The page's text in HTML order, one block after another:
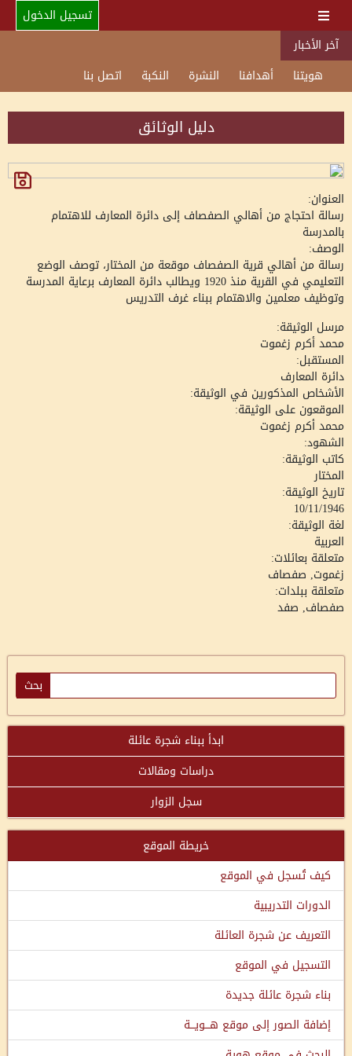
تسجيل الدخول
آخر الأخبار
هويتنا
أهدافنا النشرة النكبة اتصل بنا
دليل الوثائق
العنوان:
رسالة احتجاج من أهالي الصفصاف إلى دائرة المعارف للاهتمام
بالمدرسة
الوصف:
رسالة من أهالي قرية الصفصاف موقعة من المختار، توصف الوضع
التعليمي في القرية منذ 1920 ويطالب دائرة المعارف برعاية المدرسة
وتوظيف معلمين والاهتمام ببناء غرف التدريس
مرسل الوثيقة:
محمد أكرم زغموت
المستقبل:
دائرة المعارف
الأشخاص المذكورين في الوثيقة:
الموقعون على الوثيقة:
محمد أكرم زغموت
الشهود:
كاتب الوثيقة:
المختار
تاريخ الوثيقة:
10/11/1946
لغة الوثيقة:
العربية
متعلقة بعائلات:
زغموت, صفصاف
متعلقة ببلدات:
صفصاف, صفد
ابدأ ببناء شجرة عائلة
دراسات ومقالات
سجل الزوار
خريطة الموقع
كيف تُسجل في الموقع
الدورات التدريبية
التعريف عن شجرة العائلة
التسجيل في الموقع
بناء شجرة عائلة جديدة
إضافة الصور إلى موقع هـــويـــة